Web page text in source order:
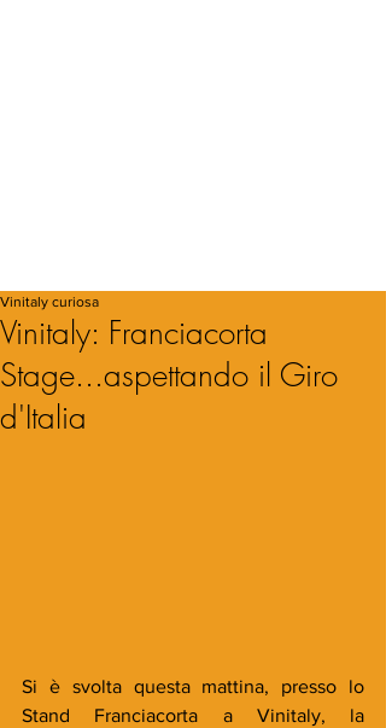
Vinitaly: Franciacorta
Stage...aspettando il Giro
d'Italia
Vinitaly curiosa
Si è svolta questa mattina, presso lo
Stand Franciacorta a Vinitaly, la